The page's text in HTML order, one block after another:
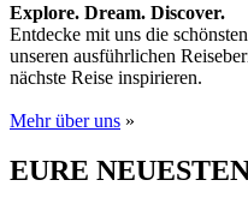
Explore. Dream. Discover.
Entdecke mit uns die
unseren ausführlichen
nächste Reise inspirieren.
Mehr über uns »
EURE